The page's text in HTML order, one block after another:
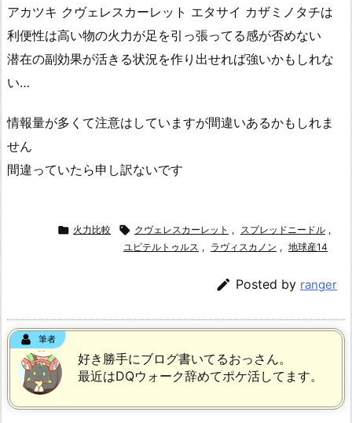
アカツキ クヴェレスカーレット エタサイ カザミノタチは
利便性は高い物の火力が足を引っ張ってる感が否めない
潜在の副効果が活きる状況を作り出せれば強いかもしれな
い…
情報量が多くて注意はしていますが間違いあるかもしれま
せん
間違っていたら申し訳ないです
 火力比較  クヴェレスカーレット , スプレッドニードル ,
ユピテルトゥルス , ラヴィスカノン , 地球産14
 Posted by ranger
筆者
好き勝手にブログ書いてるおっさん。
最近はDQウォーク辞めてポケ活してます。